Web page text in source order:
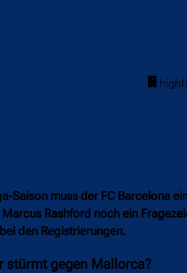
Saison muss der FC Barcelona
Rashford noch ein
den Registrierungen.
stürmt gegen Mallorca?